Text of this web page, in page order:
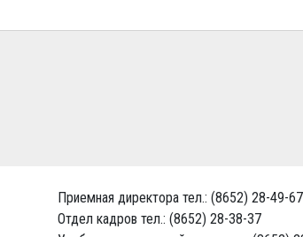
Приемная директора тел.: (8652) 28-49-67
Отдел кадров тел.: (8652) 28-38-37